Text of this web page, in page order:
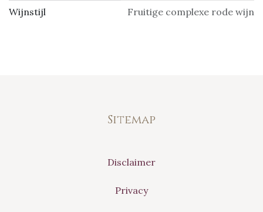
Wijnstijl Fruitige complexe rode wijn
Sitemap
Disclaimer
Privacy